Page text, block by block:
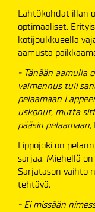
Lähtökohdat illan
optimaaliset.
kotijoukkueella
aamusta
- Tänään aamulla
valmennus tuli
pelaamaan
uskonut, mutta
pääsin pelaamaan,
Lippojoki on
sarjaa. Miehellä
Sarjatason vaihto
tehtävä.
- Ei missään